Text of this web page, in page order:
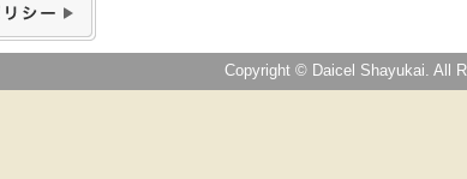
Copyright © Daicel Shayukai. All